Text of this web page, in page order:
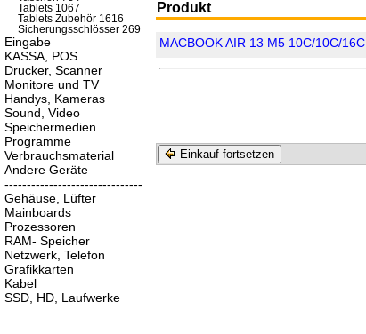
Produkt
MACBOOK AIR 13 M5 10C/10C/16C
Einkauf fortsetzen
Tablets 1067
Tablets Zubehör 1616
Sicherungsschlösser 269
Eingabe
KASSA, POS
Drucker, Scanner
Monitore und TV
Handys, Kameras
Sound, Video
Speichermedien
Programme
Verbrauchsmaterial
Andere Geräte
-------------------------------
Gehäuse, Lüfter
Mainboards
Prozessoren
RAM- Speicher
Netzwerk, Telefon
Grafikkarten
Kabel
SSD, HD, Laufwerke